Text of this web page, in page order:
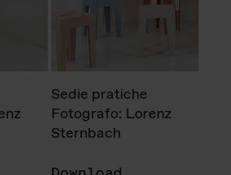
Sedie pratiche
Fotografo: Lorenz
Sternbach